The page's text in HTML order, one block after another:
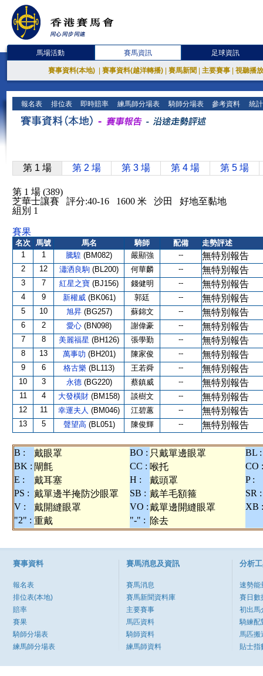
馬場活動 賽馬資訊 足球資訊
賽事資料(本地) 賽事資料(越洋轉播) 賽馬新聞 主要賽事 視聽播
報名表 排位表 即時賠率 練馬師分場表 騎師分場表 參考資料 統
第 1 場 第 2 場 第 3 場 第 4 場 第 5 場
第 1 場 (389)
芝華士讓賽 評分:40-16 1600 米 沙田 好地至黏地
組別 1
賽果
名次 馬號 馬名 騎師 配備
走勢評述
1
1 騰騜 (BM082) 嚴顯強 -- 無特別報告
2 12 瀟洒良駒 (BL200) 何華麟 -- 無特別報告
3 7 紅星之寶 (BJ156) 錢健明 -- 無特別報告
4 9 新權威 (BK061) 郭廷 -- 無特別報告
5 10 旭昇 (BG257) 蘇錦文 -- 無特別報告
6 2 愛心 (BN098) 謝偉豪 -- 無特別報告
7 8 美麗福星 (BH126) 張學勤 -- 無特別報告
8 13 萬事叻 (BH201) 陳家俊 -- 無特別報告
9 6 格古樂 (BL113) 王若舜 -- 無特別報告
10 3 永德 (BG220) 蔡鎮威 -- 無特別報告
11 4 大發橫財 (BM158) 談樹文 -- 無特別報告
12 11 幸運夫人 (BM046) 江碧蕙 -- 無特別報告
13 5 聲望高 (BL051) 陳俊輝 -- 無特別報告
B : 戴眼罩 BO : 只戴單邊眼罩
BL :
BK : 閘氈 CC : 喉托
CO :
E :
戴耳塞 H : 戴頭罩
P :
PS : 戴單邊半掩防沙眼罩 SB : 戴羊毛額箍
SR :
V :
戴開縫眼罩 VO :戴單邊開縫眼罩
XB :
"2" : 重戴 "-" : 除去
賽事資料
報名表
排位表(本地)
賠率
賽果
騎師分場表
練馬師分場表
賽馬消息及資訊
賽馬消息
賽馬新聞資料庫
主要賽事
馬匹資料
騎師資料
練馬師資料
分析
速勢能
賽日數
初出馬
騎練配
馬匹搬
貼士指